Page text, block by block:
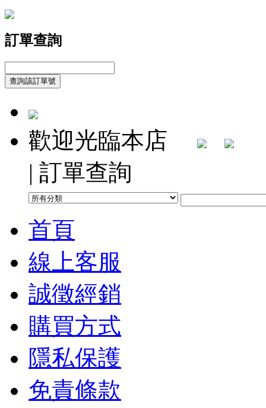
訂單查詢
歡迎光臨本店
| 訂單查詢
首頁
線上客服
誠徵經銷
購買方式
隱私保護
免責條款